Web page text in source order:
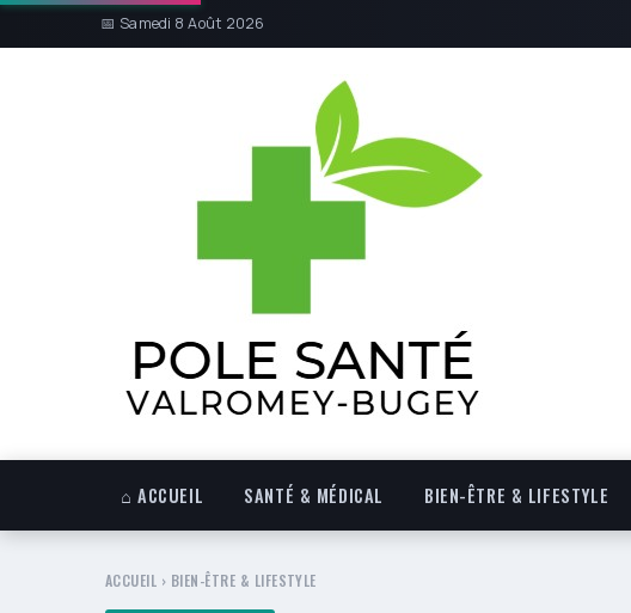
📅 Samedi 8 Août 2026
⌂ ACCUEIL SANTÉ & MÉDICAL BIEN-ÊTRE & LIFESTYLE
ACCUEIL › BIEN-ÊTRE & LIFESTYLE